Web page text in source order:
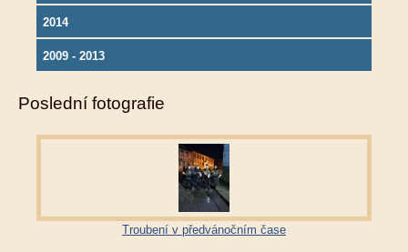
2014
2009 - 2013
Poslední fotografie
Troubení v předvánočním čase